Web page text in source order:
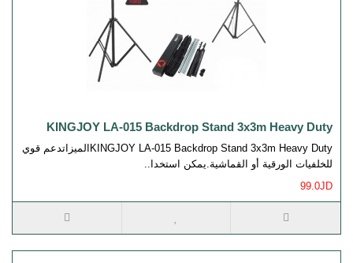
KINGJOY LA-015 Backdrop Stand 3x3m Heavy Duty
KINGJOY LA-015 Backdrop Stand 3x3m Heavy Dutyالميزاتدعم قوي
للخلفيات الورقية أو القماشية.يمكن استخدا..
99.0JD